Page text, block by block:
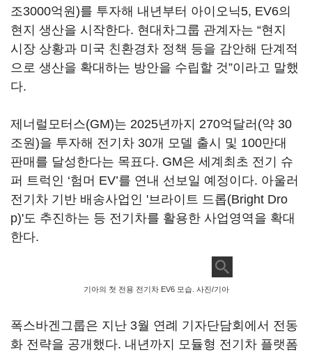
조3000억원)를 투자해 내년부터 아이오닉5, EV6의
현지 생산을 시작한다. 현대차그룹 관계자는 “현지
시장 상황과 미국 친환경차 정책 등을 감안해 단계적
으로 생산을 확대하는 방안을 수립할 것”이라고 말했
다.
제너럴모터스(GM)는 2025년까지 270억달러(약 30
조원)을 투자해 전기차 30개 모델 출시 및 100만대
판매를 달성한다는 목표다. GM은 세계최초 전기 슈
퍼 트럭인 ‘험머 EV’를 연내 선보일 예정이다. 아울러
전기차 기반 배송사업인 '브라이트 드롭(Bright Dro
p)'도 추진하는 등 전기차를 활용한 사업영역을 확대
한다.
기아의 첫 전용 전기차 EV6 모습. 사진/기아
폭스바겐그룹은 지난 3월 연례 기자단담회에서 전동
화 전략을 공개했다. 내년까지 모듈형 전기차 플랫폼